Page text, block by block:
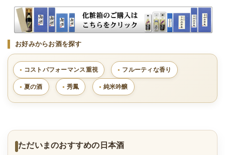
お好みからお酒を探す
コストパフォーマンス重視 フルーティな香り
夏の酒 秀鳳 純米吟醸
ただいまのおすすめの日本酒